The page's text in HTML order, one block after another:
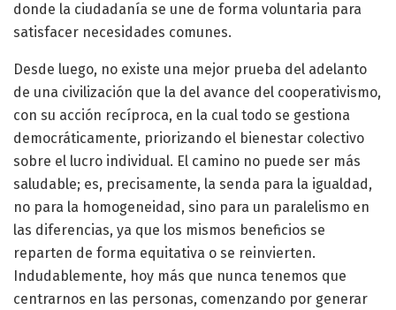
donde la ciudadanía se une de forma voluntaria para
satisfacer necesidades comunes.
Desde luego, no existe una mejor prueba del adelanto
de una civilización que la del avance del cooperativismo,
con su acción recíproca, en la cual todo se gestiona
democráticamente, priorizando el bienestar colectivo
sobre el lucro individual. El camino no puede ser más
saludable; es, precisamente, la senda para la igualdad,
no para la homogeneidad, sino para un paralelismo en
las diferencias, ya que los mismos beneficios se
reparten de forma equitativa o se reinvierten.
Indudablemente, hoy más que nunca tenemos que
centrarnos en las personas, comenzando por generar